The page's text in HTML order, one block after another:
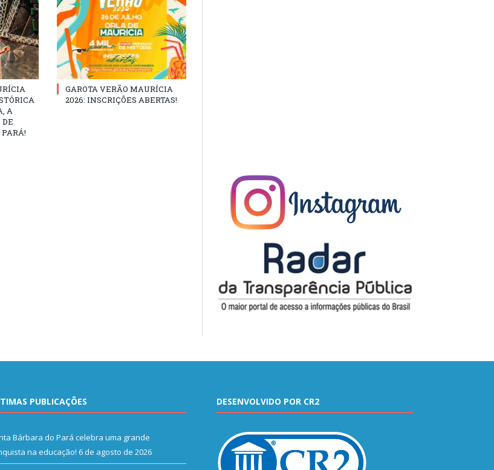
A
DE
GAROTA VERÃO MAURÍCIA
2026: INSCRIÇÕES ABERTAS!
PUBLICAÇÕES
Bárbara do Pará celebra uma grande
na educação! 6 de agosto de 2026
DESENVOLVIDO POR CR2